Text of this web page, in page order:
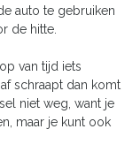
auto te gebruiken
de hitte.
van tijd iets
schraapt dan komt
niet weg, want je
maar je kunt ook